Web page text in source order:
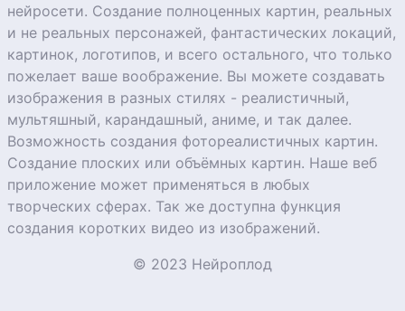
нейросети. Создание полноценных картин, реальных
и не реальных персонажей, фантастических локаций,
картинок, логотипов, и всего остального, что только
пожелает ваше воображение. Вы можете создавать
изображения в разных стилях - реалистичный,
мультяшный, карандашный, аниме, и так далее.
Возможность создания фотореалистичных картин.
Создание плоских или объёмных картин. Наше веб
приложение может применяться в любых
творческих сферах. Так же доступна функция
создания коротких видео из изображений.
© 2023 Нейроплод